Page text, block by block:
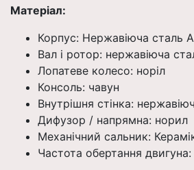
Матеріал:
Корпус: Нержавіюча сталь
Вал і ротор: нержавіюча
Лопатеве колесо: норіл
Консоль: чавун
Внутрішня стінка:
Дифузор / напрямна: норил
Механічний сальник:
Частота обертання